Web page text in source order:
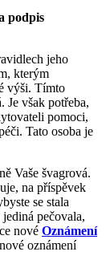
podpis
jeho
kterým
výši. Tímto
Je však potřeba,
pomoci,
Tato osoba je
Vaše švagrová.
na příspěvek
se stala
pečovala,
nové Oznámení
oznámení